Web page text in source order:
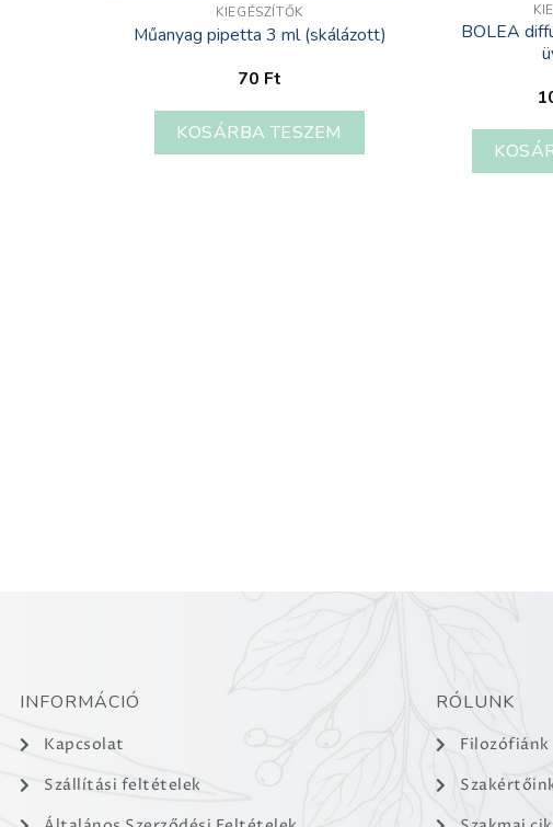
KIEGÉSZÍTŐK
Műanyag pipetta 3 ml (skálázott)
70 Ft
KOSÁRBA TESZEM
BOLEA
INFORMÁCIÓ
Kapcsolat
Szállítási feltételek
RÓLUNK
Filozófiánk